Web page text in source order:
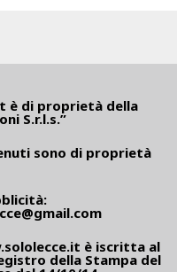
è di proprietà della
S.r.l.s.”
sono di proprietà
è iscritta al
della Stampa del